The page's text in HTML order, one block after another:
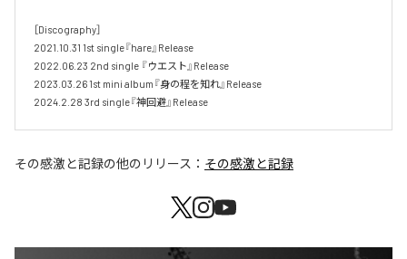
［Discography］
2021.10.31 1st single『hare』Release
2022.06.23 2nd single 『ウエスト』Release
2023.03.26 1st mini album『身の程を知れ』Release
2024.2.28 3rd single『神回避』Release
その感激と記録の他のリリース： その感激と記録